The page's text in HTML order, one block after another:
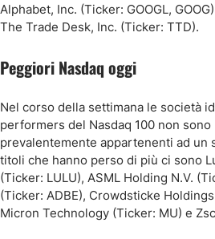
Alphabet, Inc. (Ticker: GOOGL,
The Trade Desk, Inc. (Ticker: TTD).
Peggiori Nasdaq oggi
Nel corso della settimana le società
performers del Nasdaq 100 non
prevalentemente appartenenti ad un
titoli che hanno perso di più ci sono
(Ticker: LULU), ASML Holding N.V.
(Ticker: ADBE), Crowdsticke
Micron Technology (Ticker: MU) e